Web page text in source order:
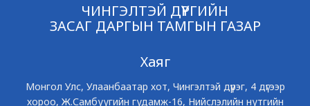
ЧИНГЭЛТЭЙ ДҮҮРГИЙН
ЗАСАГ ДАРГЫН ТАМГЫН ГАЗАР
Хаяг
Монгол Улс, Улаанбаатар хот, Чингэлтэй дүүрэг, 4 дүгээр
хороо, Ж.Самбуугийн гудамж-16, Нийслэлийн нутгийн